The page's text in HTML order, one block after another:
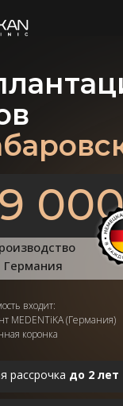
входит:
MEDENTiKA (Германия)
коронка
Германия
рассрочка до 2 лет